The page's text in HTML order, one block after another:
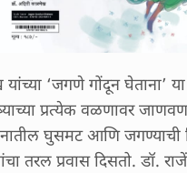
‘जगणे गोंदून घेताना’ या
प्रत्येक वळणावर
घुसमट आणि
तरल प्रवास दिसतो. डॉ.